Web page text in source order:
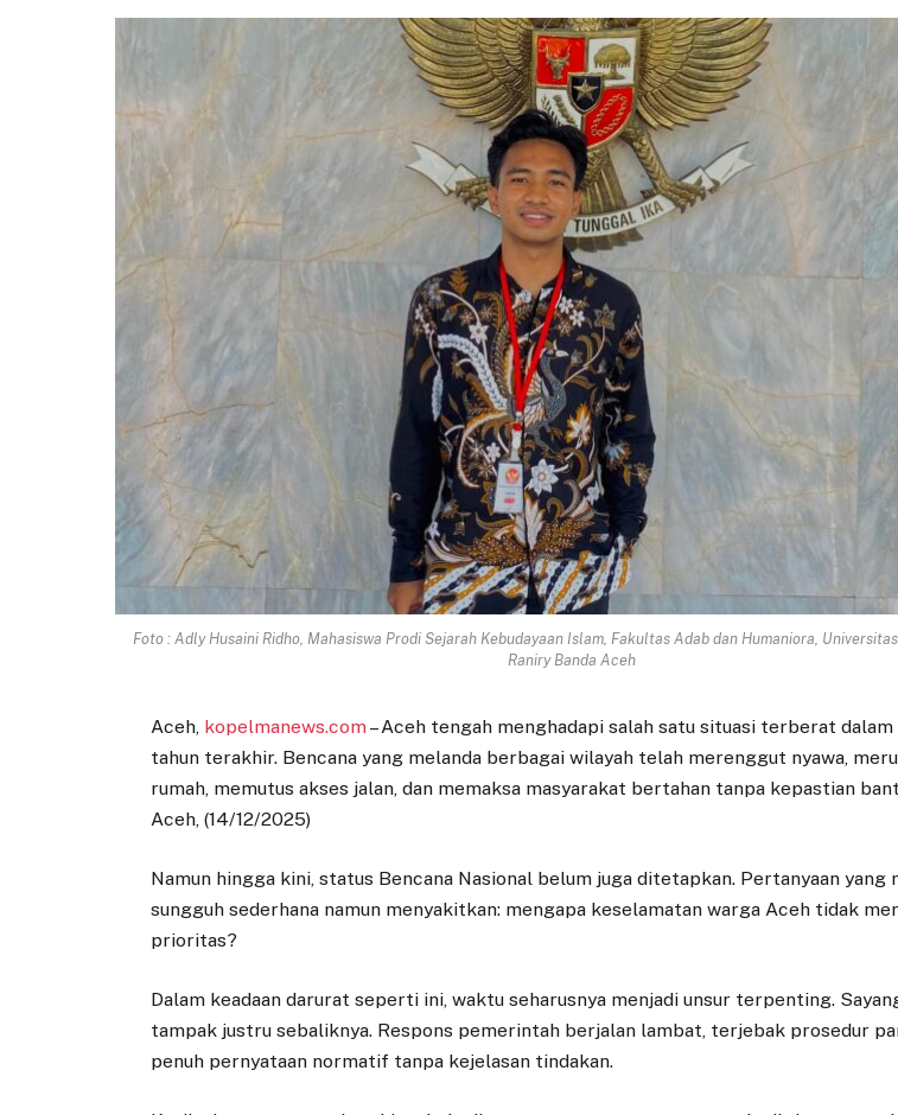
Foto : Adly Husaini Ridho, Mahasiswa Prodi Sejarah Kebudayaan Islam, Fakultas Adab dan Humaniora,
Raniry Banda Aceh
Aceh, kopelmanews.com– Aceh tengah menghadapi salah satu situasi terberat
tahun terakhir. Bencana yang melanda berbagai wilayah telah merenggut nyawa,
rumah, memutus akses jalan, dan memaksa masyarakat bertahan tanpa kepastian
Aceh, (14/12/2025)
Namun hingga kini, status Bencana Nasional belum juga ditetapkan. Pertanyaan yang
sungguh sederhana namun menyakitkan: mengapa keselamatan warga Aceh tidak
prioritas?
Dalam keadaan darurat seperti ini, waktu seharusnya menjadi unsur terpenting.
tampak justru sebaliknya. Respons pemerintah berjalan lambat, terjebak prosedur
penuh pernyataan normatif tanpa kejelasan tindakan.